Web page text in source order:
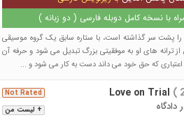
با نسخه کامل دوبله فارسی ( دو زبانه )
پشت سر گذاشته است، با ستاره سابق یک گروه موسیقی
ترانه های او به موفقیتی بزرگ تبدیل می شود و حرفه آن
اعتباری که حق خود می داند دست به کار می شود و ...
+ لیست من
Not Rated Love on Trial (